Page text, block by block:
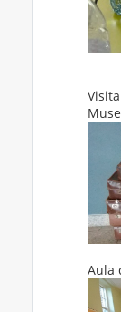
Aula